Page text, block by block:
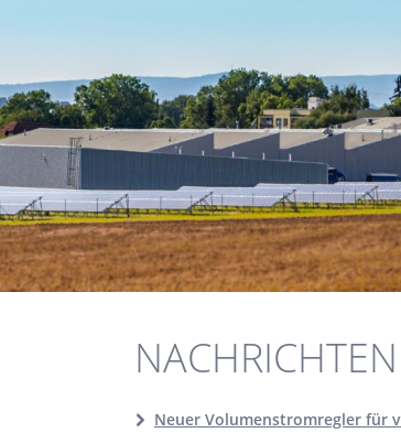
NACHRICHTEN
Neuer Volumenstromregler für